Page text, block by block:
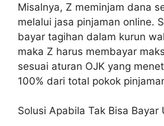
Misalnya, Z meminjam dana
melalui jasa pinjaman online.
bayar tagihan dalam kurun
maka Z harus membayar
sesuai aturan OJK yang
100% dari total pokok
Solusi Apabila Tak Bisa Bayar